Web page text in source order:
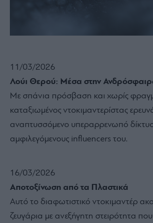
11/03/2026
Λούι Θερού: Μέσα στην
Με σπάνια πρόσβαση και χωρίς
καταξιωμένος ντοκιμαντερίστας
αναπτυσσόμενο υπεραρρενωπό
αμφιλεγόμενους influencers του.
16/03/2026
Αποτοξίνωση από τα Πλαστικά
Αυτό το διαφωτιστικό ντοκιμαντέρ
ζευγάρια με ανεξήγητη στειρότητα